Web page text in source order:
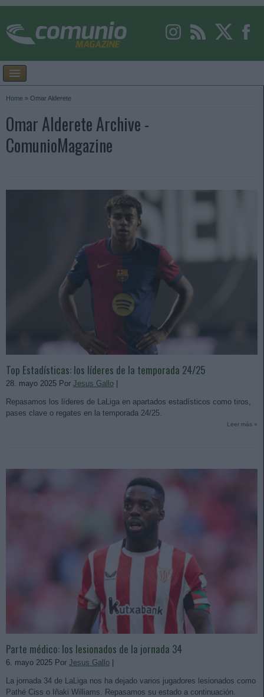
Home » Omar Alderete
Omar Alderete Archive -
ComunioMagazine
Top Estadísticas: los líderes de la temporada 24/25
28. mayo 2025 Por Jesus Gallo
Repasamos los líderes de LaLiga en apartados estadísticos como tiros,
pases clave o regates en la temporada 24/25.
Leer más »
Parte médico: los lesionados de la jornada 34
6. mayo 2025 Por Jesus Gallo
La jornada 34 de LaLiga nos ha dejado varios jugadores lesionados como
Pathé Ciss o Iñaki Williams. Repasamos su estado a continuación.